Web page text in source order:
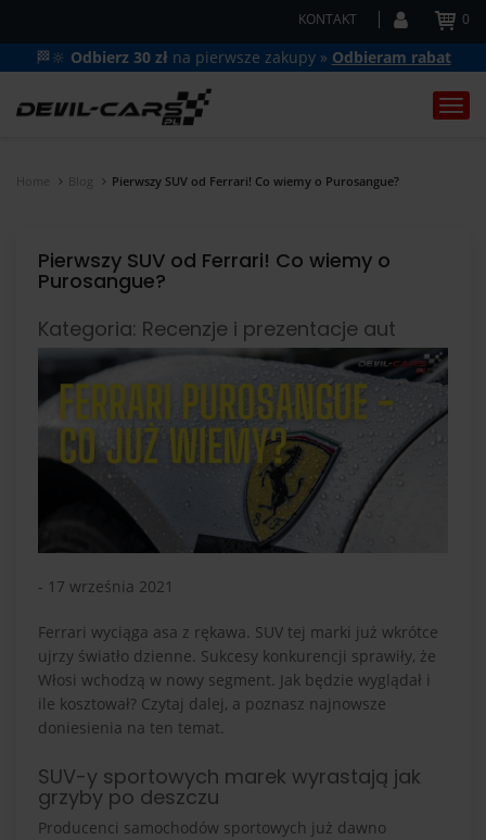
KONTAKT 0
🏁🔆 Odbierz 30 zł na pierwsze zakupy » Odbieram rabat
Home Blog Pierwszy SUV od Ferrari! Co wiemy o Purosangue?
Pierwszy SUV od Ferrari! Co wiemy o
Purosangue?
Kategoria: Recenzje i prezentacje aut
- 17 września 2021
Ferrari wyciąga asa z rękawa. SUV tej marki już wkrótce
ujrzy światło dzienne. Sukcesy konkurencji sprawiły, że
Włosi wchodzą w nowy segment. Jak będzie wyglądał i
ile kosztował? Czytaj dalej, a poznasz najnowsze
doniesienia na ten temat.
SUV-y sportowych marek wyrastają jak
grzyby po deszczu
Producenci samochodów sportowych już dawno